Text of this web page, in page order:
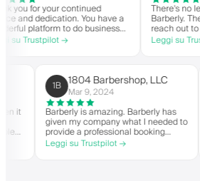
your continued
dedication. You have a
to do business
Thank you from
→
There's no legit
Barberly. The fact
reach out to
actually get help is
stay. Barberly
Leggi su Trustpilot
when it
able
1B 1804 Barbershop, LLC
Mar 9, 2024
Barberly is amazing. Barberly has
given my company what I
provide a professional booking
experience for my clients. Their
team has been exceptional,
Leggi su Trustpilot →